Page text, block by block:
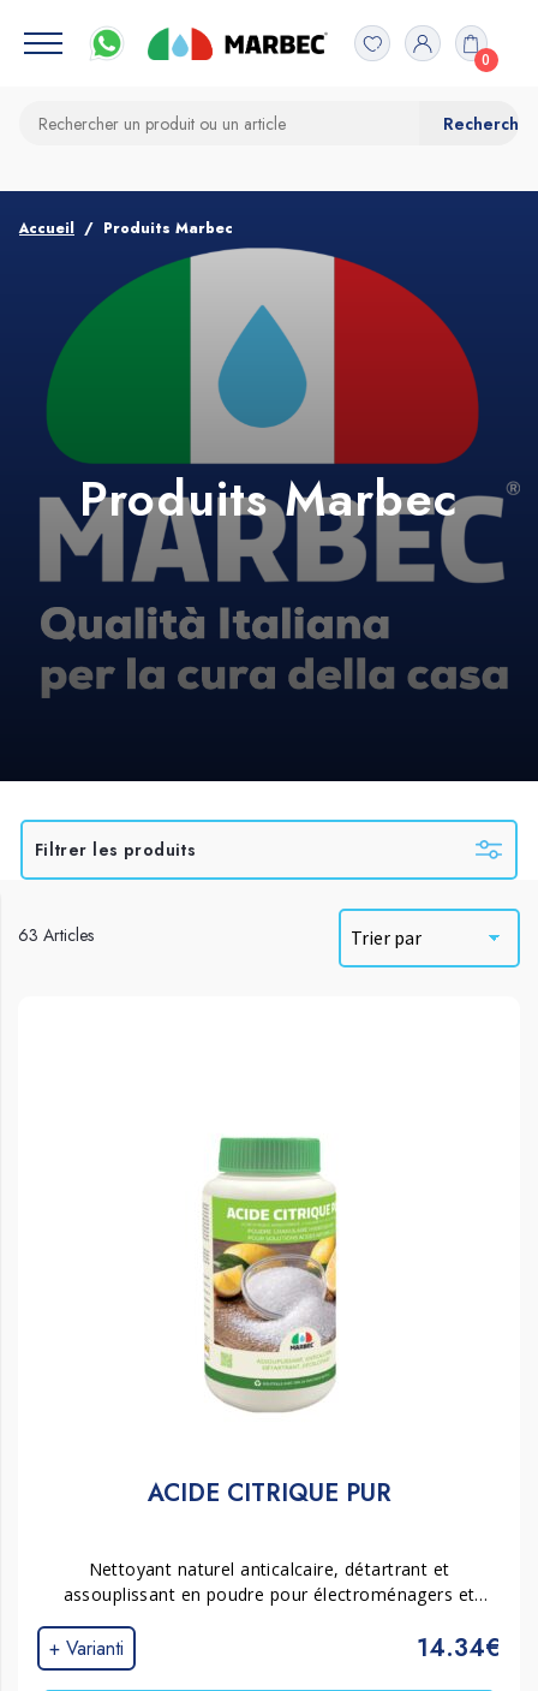
0
Accueil Produits Marbec
Produits Marbec
Filtrer les produits
63 Articles
ACIDE CITRIQUE PUR
Nettoyant naturel anticalcaire, détartrant et
assouplissant en poudre pour électroménagers et
+ Varianti 14.34€